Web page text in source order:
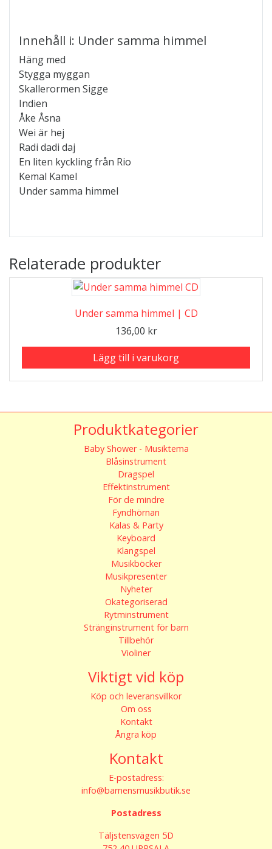
Innehåll i: Under samma himmel
Häng med
Stygga myggan
Skallerormen Sigge
Indien
Åke Åsna
Wei är hej
Radi dadi daj
En liten kyckling från Rio
Kemal Kamel
Under samma himmel
Relaterade produkter
Under samma himmel | CD
136,00 kr
Lägg till i varukorg
Produktkategorier
Baby Shower - Musiktema
Blåsinstrument
Dragspel
Effektinstrument
För de mindre
Fyndhörnan
Kalas & Party
Keyboard
Klangspel
Musikböcker
Musikpresenter
Nyheter
Okategoriserad
Rytminstrument
Stränginstrument för barn
Tillbehör
Violiner
Viktigt vid köp
Köp och leveransvillkor
Om oss
Kontakt
Ångra köp
Kontakt
E-postadress:
info@barnensmusikbutik.se
Postadress
Täljstensvägen 5D